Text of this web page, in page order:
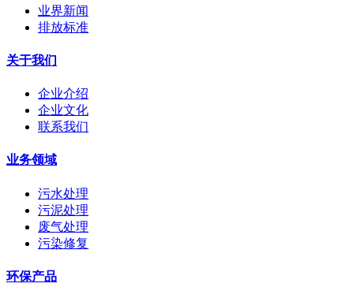
业界新闻
排放标准
关于我们
企业介绍
企业文化
联系我们
业务领域
污水处理
污泥处理
废气处理
污染修复
环保产品